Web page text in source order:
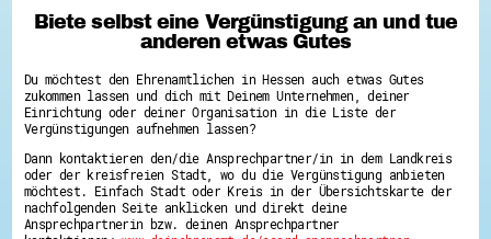
Biete selbst eine Vergünstigung an und tue
anderen etwas Gutes
Du möchtest den Ehrenamtlichen in Hessen auch etwas Gutes
zukommen lassen und dich mit Deinem Unternehmen, deiner
Einrichtung oder deiner Organisation in die Liste der
Vergünstigungen aufnehmen lassen?
Dann kontaktieren den/die Ansprechpartner/in in dem Landkreis
oder der kreisfreien Stadt, wo du die Vergünstigung anbieten
möchtest. Einfach Stadt oder Kreis in der Übersichtskarte der
nachfolgenden Seite anklicken und direkt deine
Ansprechpartnerin bzw. deinen Ansprechpartner